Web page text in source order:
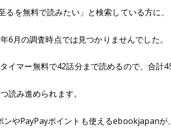
るを無料で読みたい」と検索している方に
月の調査時点では見つかりませんでした。
イマー無料で42話分まで読めるので、合計
読み進められます。
ンやPayPayポイントも使えるebookjapan